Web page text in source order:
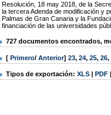
Resolución, 18 may 2018, de la
la tercera Adenda de modificación y
Palmas de Gran Canaria y la
financiación de las universidades
727 documentos encontrados,
[ Primero/ Anterior] 23, 24, 25, 26,
Tipos de exportación: XLS | PDF |